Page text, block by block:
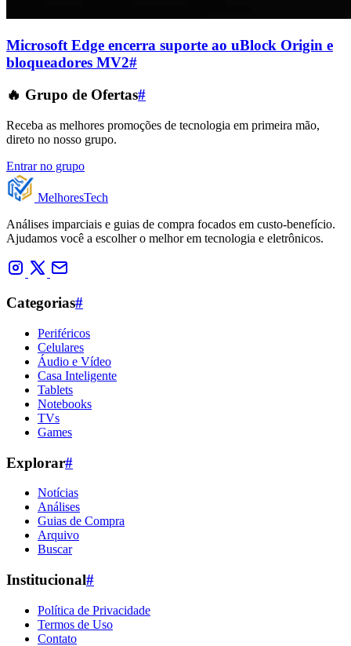
Microsoft Edge encerra suporte ao uBlock Origin e
bloqueadores MV2#
🔥 Grupo de Ofertas#
Receba as melhores promoções de tecnologia em primeira mão,
direto no nosso grupo.
Entrar no grupo
MelhoresTech
Análises imparciais e guias de compra focados em custo-benefício.
Ajudamos você a escolher o melhor em tecnologia e eletrônicos.
Categorias#
Periféricos
Celulares
Áudio e Vídeo
Casa Inteligente
Tablets
Notebooks
TVs
Games
Explorar#
Notícias
Análises
Guias de Compra
Arquivo
Buscar
Institucional#
Política de Privacidade
Termos de Uso
Contato